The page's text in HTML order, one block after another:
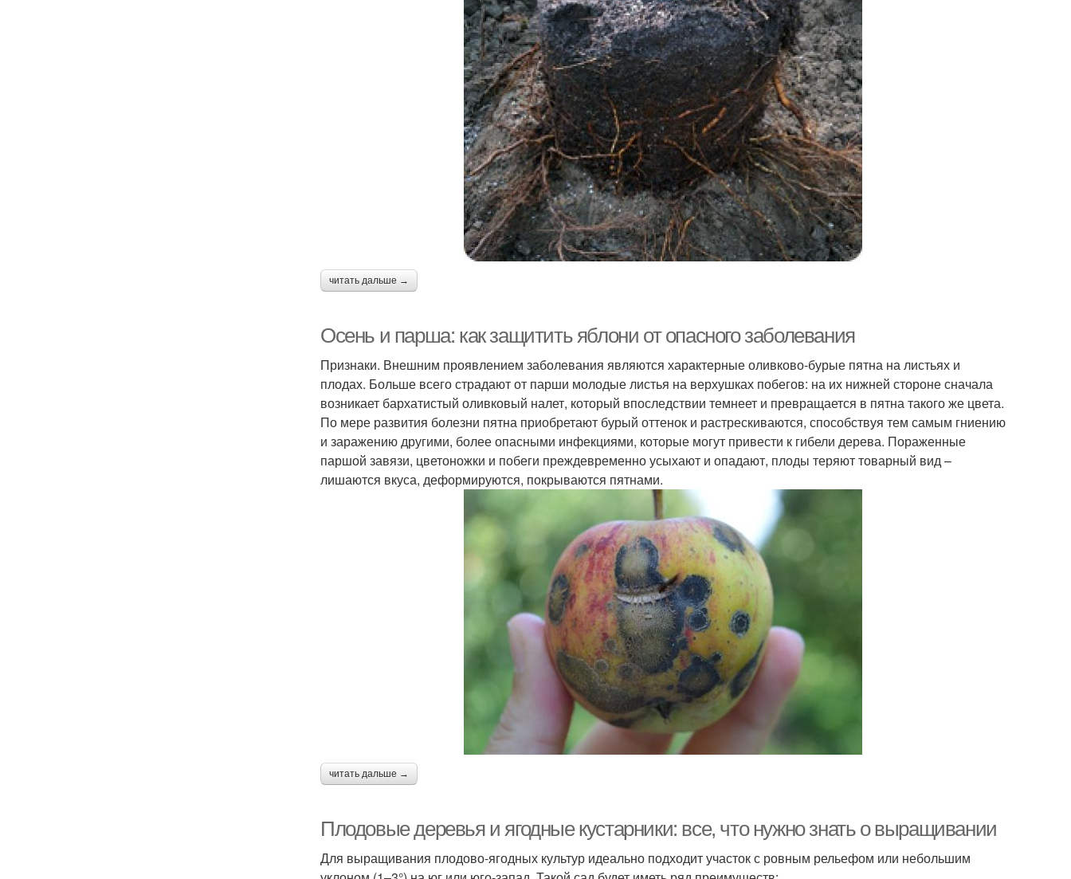
читать дальше →
Осень и парша: как защитить яблони от опасного заболевания
Признаки. Внешним проявлением заболевания являются характерные оливково-бурые пятна на листьях и
плодах. Больше всего страдают от парши молодые листья на верхушках побегов: на их нижней стороне сначала
возникает бархатистый оливковый налет, который впоследствии темнеет и превращается в пятна такого же цвета.
По мере развития болезни пятна приобретают бурый оттенок и растрескиваются, способствуя тем самым гниению
и заражению другими, более опасными инфекциями, которые могут привести к гибели дерева. Пораженные
паршой завязи, цветоножки и побеги преждевременно усыхают и опадают, плоды теряют товарный вид –
лишаются вкуса, деформируются, покрываются пятнами.
читать дальше →
Плодовые деревья и ягодные кустарники: все, что нужно знать о выращивании
Для выращивания плодово-ягодных культур идеально подходит участок с ровным рельефом или небольшим